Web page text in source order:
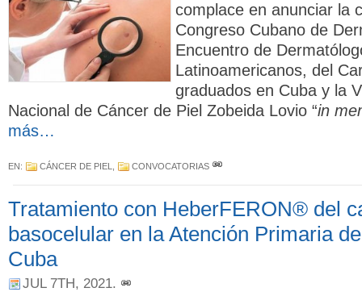
complace en anunciar la
Congreso Cubano de
Encuentro de
Latinoamericanos, del
graduados en Cuba y la
Nacional de Cáncer de Piel Zobeida Lovio “in
más…
EN: CÁNCER DE PIEL CONVOCATORIAS
Tratamiento con HeberFERON® del
basocelular en la Atención Primaria
Cuba
JUL 7TH, 2021.